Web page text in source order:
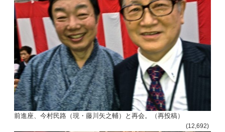
前進座、今村民路（現・藤川矢之輔）と再会。（再投稿）
(12,692)